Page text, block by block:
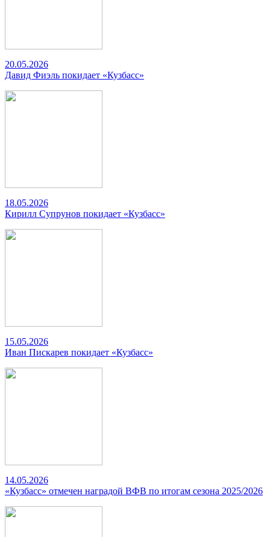
20.05.2026
Давид Фиэль покидает «Кузбасс»
18.05.2026
Кирилл Супрунов покидает «Кузбасс»
15.05.2026
Иван Пискарев покидает «Кузбасс»
14.05.2026
«Кузбасс» отмечен наградой ВФВ по итогам сезона 2025/2026